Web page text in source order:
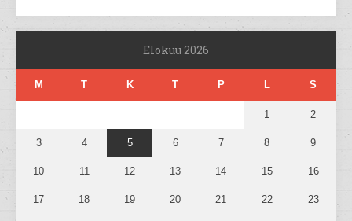
Elokuu 2026
M T K T P L S
1 2
3 4 5 6 7 8 9
10 11 12 13 14 15 16
17 18 19 20 21 22 23